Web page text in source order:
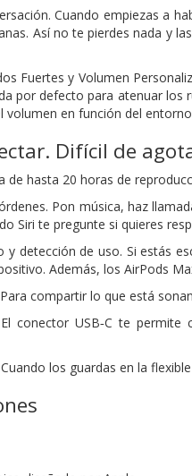
Cuando empiezas a
Así no te pierdes nada y
Fuertes y Volumen
por defecto para atenuar los
volumen en función del
Difícil de
de hasta 20 horas de
Pon música, haz
Siri te pregunte si quieres
y detección de uso. Si estás
Además, los AirPods
compartir lo que está
El conector USB‑C te
los guardas en la